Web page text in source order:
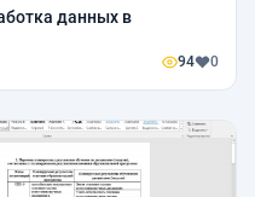
данных в
94 0